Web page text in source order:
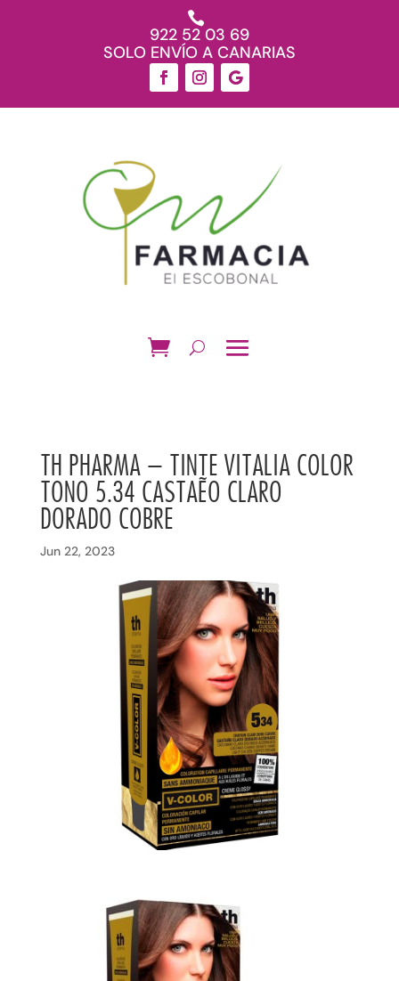

922 52 03 69
SOLO ENVÍO A CANARIAS
TH PHARMA – TINTE VITALIA COLOR
TONO 5.34 CASTAÑO CLARO
DORADO COBRE
Jun 22, 2023